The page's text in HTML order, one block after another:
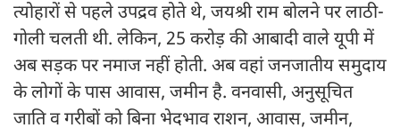
त्योहारों से पहले उपद्रव होते थे, जयश्री राम बोलने पर लाठी-
गोली चलती थी. लेकिन, 25 करोड़ की आबादी वाले यूपी में
अब सड़क पर नमाज नहीं होती. अब वहां जनजातीय समुदाय
के लोगों के पास आवास, जमीन है. वनवासी, अनुसूचित
जाति व गरीबों को बिना भेदभाव राशन, आवास, जमीन,